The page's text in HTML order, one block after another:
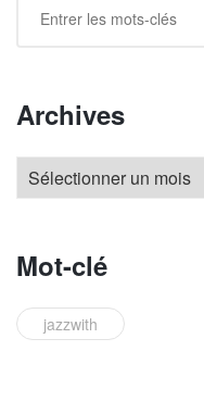
Archives
Mot-clé
jazzwith